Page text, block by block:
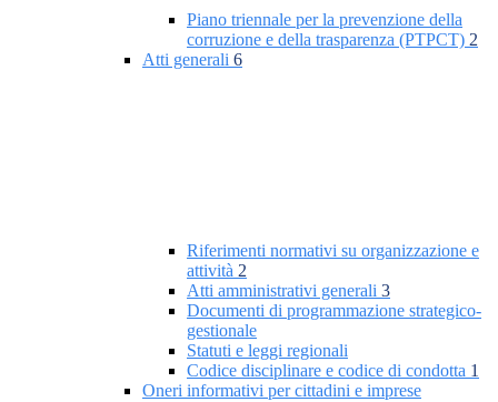
Piano triennale per la prevenzione della
corruzione e della trasparenza (PTPCT) 2
Atti generali 6
Riferimenti normativi su organizzazione e
attività 2
Atti amministrativi generali 3
Documenti di programmazione strategico-
gestionale
Statuti e leggi regionali
Codice disciplinare e codice di condotta 1
Oneri informativi per cittadini e imprese